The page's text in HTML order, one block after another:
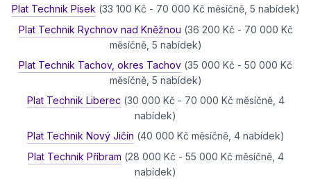
Plat Technik Písek (33 100 Kč - 70 000 Kč měsíčně, 5 nabídek)
Plat Technik Rychnov nad Kněžnou (36 200 Kč - 70 000 Kč
měsíčně, 5 nabídek)
Plat Technik Tachov, okres Tachov (35 000 Kč - 50 000 Kč
měsíčně, 5 nabídek)
Plat Technik Liberec (30 000 Kč - 70 000 Kč měsíčně, 4
nabídek)
Plat Technik Nový Jičín (40 000 Kč měsíčně, 4 nabídek)
Plat Technik Příbram (28 000 Kč - 55 000 Kč měsíčně, 4
nabídek)